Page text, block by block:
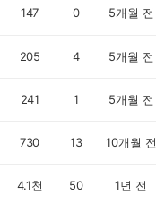
147 0 5개월 전
205 4 5개월 전
241 1 5개월 전
730 13 10개월 전
4.1천 50 1년 전